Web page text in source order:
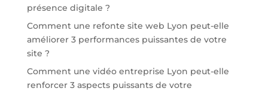
présence digitale ?
Comment une refonte site web Lyon peut-elle
améliorer 3 performances puissantes de votre
site ?
Comment une vidéo entreprise Lyon peut-elle
renforcer 3 aspects puissants de votre